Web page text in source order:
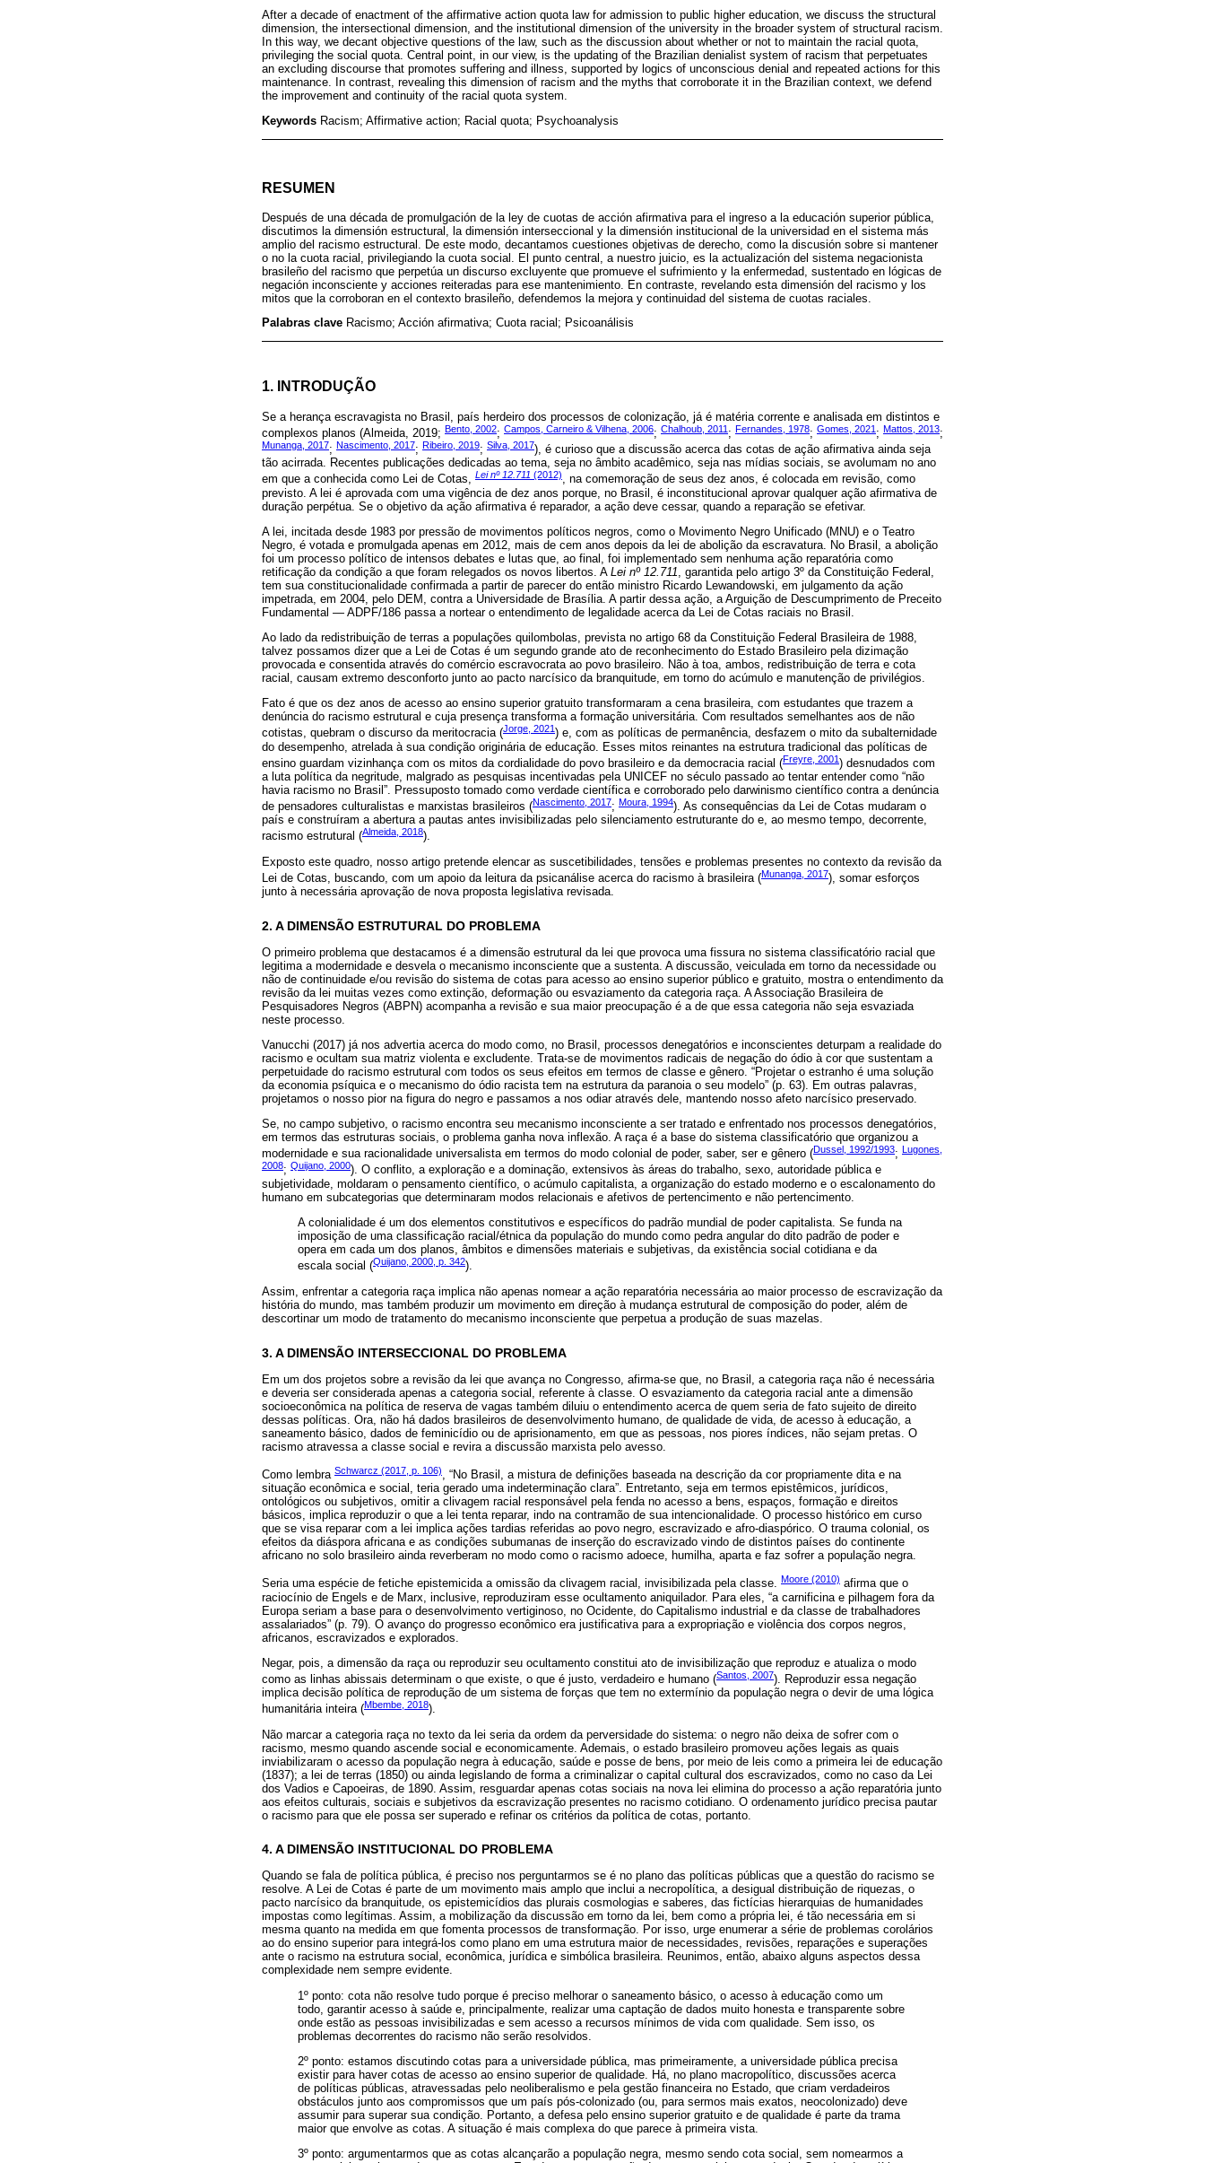
After a decade of enactment of the affirmative action quota law for admission to public higher education, we discuss the structural
dimension, the intersectional dimension, and the institutional dimension of the university in the broader system of structural racism.
In this way, we decant objective questions of the law, such as the discussion about whether or not to maintain the racial quota,
privileging the social quota. Central point, in our view, is the updating of the Brazilian denialist system of racism that perpetuates
an excluding discourse that promotes suffering and illness, supported by logics of unconscious denial and repeated actions for this
maintenance. In contrast, revealing this dimension of racism and the myths that corroborate it in the Brazilian context, we defend
the improvement and continuity of the racial quota system.
Keywords Racism; Affirmative action; Racial quota; Psychoanalysis
RESUMEN
Después de una década de promulgación de la ley de cuotas de acción afirmativa para el ingreso a la educación superior pública,
discutimos la dimensión estructural, la dimensión interseccional y la dimensión institucional de la universidad en el sistema más
amplio del racismo estructural. De este modo, decantamos cuestiones objetivas de derecho, como la discusión sobre si mantener
o no la cuota racial, privilegiando la cuota social. El punto central, a nuestro juicio, es la actualización del sistema negacionista
brasileño del racismo que perpetúa un discurso excluyente que promueve el sufrimiento y la enfermedad, sustentado en lógicas de
negación inconsciente y acciones reiteradas para ese mantenimiento. En contraste, revelando esta dimensión del racismo y los
mitos que la corroboran en el contexto brasileño, defendemos la mejora y continuidad del sistema de cuotas raciales.
Palabras clave Racismo; Acción afirmativa; Cuota racial; Psicoanálisis
1. INTRODUÇÃO
Se a herança escravagista no Brasil, país herdeiro dos processos de colonização, já é matéria corrente e analisada em distintos e
complexos planos (Almeida, 2019; Bento, 2002; Campos, Carneiro & Vilhena, 2006; Chalhoub, 2011 ; Fernandes, 1978; Gomes, 2021 ; Mattos, 2013;
Munanga, 2017; Nascimento, 2017; Ribeiro, 2019; Silva, 2017), é curioso que a discussão acerca das cotas de ação afirmativa ainda seja
tão acirrada. Recentes publicações dedicadas ao tema, seja no âmbito acadêmico, seja nas mídias sociais, se avolumam no ano
em que a conhecida como Lei de Cotas, Lei nº 12.711 (2012), na comemoração de seus dez anos, é colocada em revisão, como
previsto. A lei é aprovada com uma vigência de dez anos porque, no Brasil, é inconstitucional aprovar qualquer ação afirmativa de
duração perpétua. Se o objetivo da ação afirmativa é reparador, a ação deve cessar, quando a reparação se efetivar.
A lei, incitada desde 1983 por pressão de movimentos políticos negros, como o Movimento Negro Unificado (MNU) e o Teatro
Negro, é votada e promulgada apenas em 2012, mais de cem anos depois da lei de abolição da escravatura. No Brasil, a abolição
foi um processo político de intensos debates e lutas que, ao final, foi implementado sem nenhuma ação reparatória como
retificação da condição a que foram relegados os novos libertos. A Lei nº 12.711 , garantida pelo artigo 3º da Constituição Federal,
tem sua constitucionalidade confirmada a partir de parecer do então ministro Ricardo Lewandowski, em julgamento da ação
impetrada, em 2004, pelo DEM, contra a Universidade de Brasília. A partir dessa ação, a Arguição de Descumprimento de Preceito
Fundamental — ADPF/186 passa a nortear o entendimento de legalidade acerca da Lei de Cotas raciais no Brasil.
Ao lado da redistribuição de terras a populações quilombolas, prevista no artigo 68 da Constituição Federal Brasileira de 1988,
talvez possamos dizer que a Lei de Cotas é um segundo grande ato de reconhecimento do Estado Brasileiro pela dizimação
provocada e consentida através do comércio escravocrata ao povo brasileiro. Não à toa, ambos, redistribuição de terra e cota
racial, causam extremo desconforto junto ao pacto narcísico da branquitude, em torno do acúmulo e manutenção de privilégios.
Fato é que os dez anos de acesso ao ensino superior gratuito transformaram a cena brasileira, com estudantes que trazem a
denúncia do racismo estrutural e cuja presença transforma a formação universitária. Com resultados semelhantes aos de não
cotistas, quebram o discurso da meritocracia (Jorge, 2021 ) e, com as políticas de permanência, desfazem o mito da subalternidade
do desempenho, atrelada à sua condição originária de educação. Esses mitos reinantes na estrutura tradicional das políticas de
ensino guardam vizinhança com os mitos da cordialidade do povo brasileiro e da democracia racial (Freyre, 2001) desnudados com
a luta política da negritude, malgrado as pesquisas incentivadas pela UNICEF no século passado ao tentar entender como “não
havia racismo no Brasil”. Pressuposto tomado como verdade científica e corroborado pelo darwinismo científico contra a denúncia
de pensadores culturalistas e marxistas brasileiros (Nascimento, 2017; Moura, 1994). As consequências da Lei de Cotas mudaram o
país e construíram a abertura a pautas antes invisibilizadas pelo silenciamento estruturante do e, ao mesmo tempo, decorrente,
racismo estrutural (Almeida, 2018).
Exposto este quadro, nosso artigo pretende elencar as suscetibilidades, tensões e problemas presentes no contexto da revisão da
Lei de Cotas, buscando, com um apoio da leitura da psicanálise acerca do racismo à brasileira (Munanga, 2017), somar esforços
junto à necessária aprovação de nova proposta legislativa revisada.
2. A DIMENSÃO ESTRUTURAL DO PROBLEMA
O primeiro problema que destacamos é a dimensão estrutural da lei que provoca uma fissura no sistema classificatório racial que
legitima a modernidade e desvela o mecanismo inconsciente que a sustenta. A discussão, veiculada em torno da necessidade ou
não de continuidade e/ou revisão do sistema de cotas para acesso ao ensino superior público e gratuito, mostra o entendimento da
revisão da lei muitas vezes como extinção, deformação ou esvaziamento da categoria raça. A Associação Brasileira de
Pesquisadores Negros (ABPN) acompanha a revisão e sua maior preocupação é a de que essa categoria não seja esvaziada
neste processo.
Vanucchi (2017) já nos advertia acerca do modo como, no Brasil, processos denegatórios e inconscientes deturpam a realidade do
racismo e ocultam sua matriz violenta e excludente. Trata-se de movimentos radicais de negação do ódio à cor que sustentam a
perpetuidade do racismo estrutural com todos os seus efeitos em termos de classe e gênero. “Projetar o estranho é uma solução
da economia psíquica e o mecanismo do ódio racista tem na estrutura da paranoia o seu modelo” (p. 63). Em outras palavras,
projetamos o nosso pior na figura do negro e passamos a nos odiar através dele, mantendo nosso afeto narcísico preservado.
Se, no campo subjetivo, o racismo encontra seu mecanismo inconsciente a ser tratado e enfrentado nos processos denegatórios,
em termos das estruturas sociais, o problema ganha nova inflexão. A raça é a base do sistema classificatório que organizou a
modernidade e sua racionalidade universalista em termos do modo colonial de poder, saber, ser e gênero (Dussel, 1992/1993; Lugones,
2008; Quijano, 2000). O conflito, a exploração e a dominação, extensivos às áreas do trabalho, sexo, autoridade pública e
subjetividade, moldaram o pensamento científico, o acúmulo capitalista, a organização do estado moderno e o escalonamento do
humano em subcategorias que determinaram modos relacionais e afetivos de pertencimento e não pertencimento.
A colonialidade é um dos elementos constitutivos e específicos do padrão mundial de poder capitalista. Se funda na
imposição de uma classificação racial/étnica da população do mundo como pedra angular do dito padrão de poder e
opera em cada um dos planos, âmbitos e dimensões materiais e subjetivas, da existência social cotidiana e da
escala social (Quijano, 2000, p. 342).
Assim, enfrentar a categoria raça implica não apenas nomear a ação reparatória necessária ao maior processo de escravização da
história do mundo, mas também produzir um movimento em direção à mudança estrutural de composição do poder, além de
descortinar um modo de tratamento do mecanismo inconsciente que perpetua a produção de suas mazelas.
3. A DIMENSÃO INTERSECCIONAL DO PROBLEMA
Em um dos projetos sobre a revisão da lei que avança no Congresso, afirma-se que, no Brasil, a categoria raça não é necessária
e deveria ser considerada apenas a categoria social, referente à classe. O esvaziamento da categoria racial ante a dimensão
socioeconômica na política de reserva de vagas também diluiu o entendimento acerca de quem seria de fato sujeito de direito
dessas políticas. Ora, não há dados brasileiros de desenvolvimento humano, de qualidade de vida, de acesso à educação, a
saneamento básico, dados de feminicídio ou de aprisionamento, em que as pessoas, nos piores índices, não sejam pretas. O
racismo atravessa a classe social e revira a discussão marxista pelo avesso.
Como lembra Schwarcz (2017, p. 106), “No Brasil, a mistura de definições baseada na descrição da cor propriamente dita e na
situação econômica e social, teria gerado uma indeterminação clara”. Entretanto, seja em termos epistêmicos, jurídicos,
ontológicos ou subjetivos, omitir a clivagem racial responsável pela fenda no acesso a bens, espaços, formação e direitos
básicos, implica reproduzir o que a lei tenta reparar, indo na contramão de sua intencionalidade. O processo histórico em curso
que se visa reparar com a lei implica ações tardias referidas ao povo negro, escravizado e afro-diaspórico. O trauma colonial, os
efeitos da diáspora africana e as condições subumanas de inserção do escravizado vindo de distintos países do continente
africano no solo brasileiro ainda reverberam no modo como o racismo adoece, humilha, aparta e faz sofrer a população negra.
Seria uma espécie de fetiche epistemicida a omissão da clivagem racial, invisibilizada pela classe. Moore (2010) afirma que o
raciocínio de Engels e de Marx, inclusive, reproduziram esse ocultamento aniquilador. Para eles, “a carnificina e pilhagem fora da
Europa seriam a base para o desenvolvimento vertiginoso, no Ocidente, do Capitalismo industrial e da classe de trabalhadores
assalariados” (p. 79). O avanço do progresso econômico era justificativa para a expropriação e violência dos corpos negros,
africanos, escravizados e explorados.
Negar, pois, a dimensão da raça ou reproduzir seu ocultamento constitui ato de invisibilização que reproduz e atualiza o modo
como as linhas abissais determinam o que existe, o que é justo, verdadeiro e humano (Santos, 2007). Reproduzir essa negação
implica decisão política de reprodução de um sistema de forças que tem no extermínio da população negra o devir de uma lógica
humanitária inteira (Mbembe, 2018).
Não marcar a categoria raça no texto da lei seria da ordem da perversidade do sistema: o negro não deixa de sofrer com o
racismo, mesmo quando ascende social e economicamente. Ademais, o estado brasileiro promoveu ações legais as quais
inviabilizaram o acesso da população negra à educação, saúde e posse de bens, por meio de leis como a primeira lei de educação
(1837); a lei de terras (1850) ou ainda legislando de forma a criminalizar o capital cultural dos escravizados, como no caso da Lei
dos Vadios e Capoeiras, de 1890. Assim, resguardar apenas cotas sociais na nova lei elimina do processo a ação reparatória junto
aos efeitos culturais, sociais e subjetivos da escravização presentes no racismo cotidiano. O ordenamento jurídico precisa pautar
o racismo para que ele possa ser superado e refinar os critérios da política de cotas, portanto.
4. A DIMENSÃO INSTITUCIONAL DO PROBLEMA
Quando se fala de política pública, é preciso nos perguntarmos se é no plano das políticas públicas que a questão do racismo se
resolve. A Lei de Cotas é parte de um movimento mais amplo que inclui a necropolítica, a desigual distribuição de riquezas, o
pacto narcísico da branquitude, os epistemicídios das plurais cosmologias e saberes, das fictícias hierarquias de humanidades
impostas como legítimas. Assim, a mobilização da discussão em torno da lei, bem como a própria lei, é tão necessária em si
mesma quanto na medida em que fomenta processos de transformação. Por isso, urge enumerar a série de problemas corolários
ao do ensino superior para integrá-los como plano em uma estrutura maior de necessidades, revisões, reparações e superações
ante o racismo na estrutura social, econômica, jurídica e simbólica brasileira. Reunimos, então, abaixo alguns aspectos dessa
complexidade nem sempre evidente.
1º ponto: cota não resolve tudo porque é preciso melhorar o saneamento básico, o acesso à educação como um
todo, garantir acesso à saúde e, principalmente, realizar uma captação de dados muito honesta e transparente sobre
onde estão as pessoas invisibilizadas e sem acesso a recursos mínimos de vida com qualidade. Sem isso, os
problemas decorrentes do racismo não serão resolvidos.
2º ponto: estamos discutindo cotas para a universidade pública, mas primeiramente, a universidade pública precisa
existir para haver cotas de acesso ao ensino superior de qualidade. Há, no plano macropolítico, discussões acerca
de políticas públicas, atravessadas pelo neoliberalismo e pela gestão financeira no Estado, que criam verdadeiros
obstáculos junto aos compromissos que um país pós-colonizado (ou, para sermos mais exatos, neocolonizado) deve
assumir para superar sua condição. Portanto, a defesa pelo ensino superior gratuito e de qualidade é parte da trama
maior que envolve as cotas. A situação é mais complexa do que parece à primeira vista.
3º ponto: argumentarmos que as cotas alcançarão a população negra, mesmo sendo cota social, sem nomearmos a